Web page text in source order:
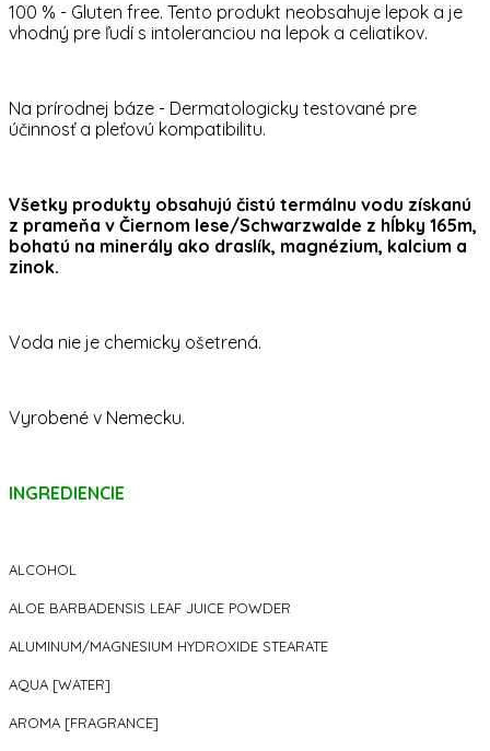
100 % - Gluten free. Tento produkt neobsahuje lepok a je
vhodný pre ľudí s intoleranciou na lepok a celiatikov.
Na prírodnej báze - Dermatologicky testované pre
účinnosť a pleťovú kompatibilitu.
Všetky produkty obsahujú čistú termálnu vodu získanú
z prameňa v Čiernom lese/Schwarzwalde z hĺbky 165m,
bohatú na minerály ako draslík, magnézium, kalcium a
zinok.
Voda nie je chemicky ošetrená.
Vyrobené v Nemecku.
INGREDIENCIE
ALCOHOL
ALOE BARBADENSIS LEAF JUICE POWDER
ALUMINUM/MAGNESIUM HYDROXIDE STEARATE
AQUA [WATER]
AROMA [FRAGRANCE]